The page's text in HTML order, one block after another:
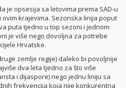
je opsesija sa letovima prema SAD-u
krajevima. Sezonska linija poput
puta tjedno u top sezoni i jednom
je više nego dovoljna za potrebe
Hrvatske.
zemlje regije) daleko bi povoljnije
dva leta tjedno za što više
i dijaspore) nego jednu liniju sa
frekvencija koja nije konkurentna